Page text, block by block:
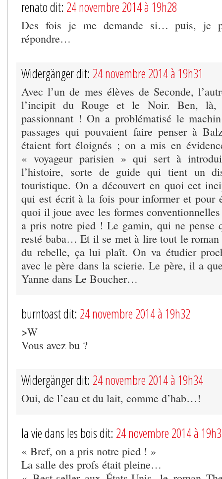
renato dit: 24 novembre 2014 à 19h28
Des fois je me demande si… puis, je
répondre…
Widergänger dit: 24 novembre 2014 à 19h31
Avec l’un de mes élèves de Seconde,
l’incipit du Rouge et le Noir. Ben, là,
passionnant ! On a problématisé le
passages qui pouvaient faire penser à
étaient fort éloignés ; on a mis en
« voyageur parisien » qui sert à
l’histoire, sorte de guide qui tient un
touristique. On a découvert en quoi cet
qui est écrit à la fois pour informer et pour
quoi il joue avec les formes
a pris notre pied ! Le gamin, qui ne pense
resté baba… Et il se met à lire tout le roman
du rebelle, ça lui plaît. On va étudier
avec le père dans la scierie. Le père, il a
Yanne dans Le Boucher…
burntoast dit: 24 novembre 2014 à 19h32
>W
Vous avez bu ?
Widergänger dit: 24 novembre 2014 à 19h34
Oui, de l’eau et du lait, comme d’hab…!
la vie dans les bois dit: 24 novembre 2014 à
« Bref, on a pris notre pied ! »
La salle des profs était pleine…